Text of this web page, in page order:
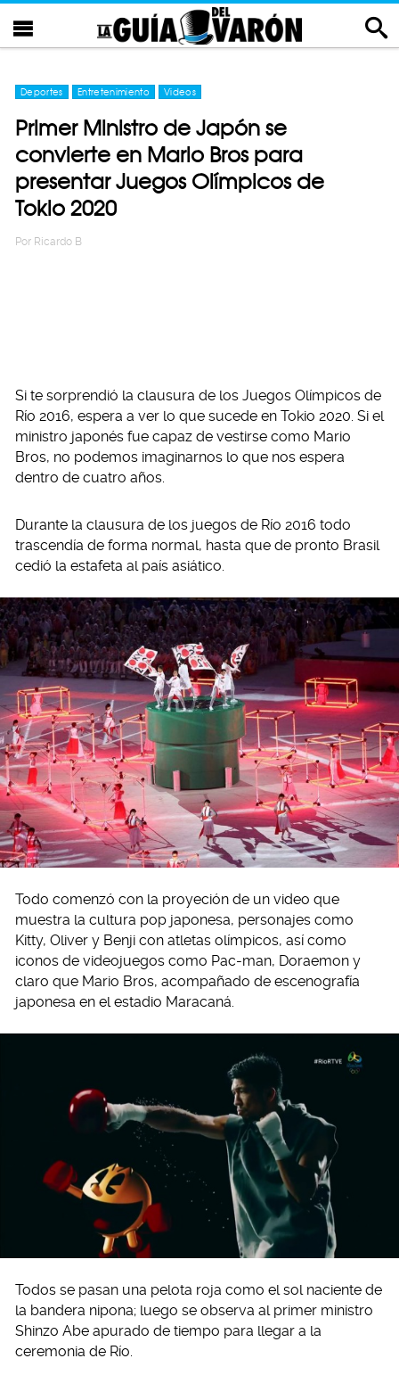
Deportes Entretenimiento Videos
Primer Ministro de Japón se
convierte en Mario Bros para
presentar Juegos Olímpicos de
Tokio 2020
Por Ricardo B
Si te sorprendió la clausura de los Juegos Olímpicos de
Río 2016, espera a ver lo que sucede en Tokio 2020. Si el
ministro japonés fue capaz de vestirse como Mario
Bros, no podemos imaginarnos lo que nos espera
dentro de cuatro años.
Durante la clausura de los juegos de Río 2016 todo
trascendía de forma normal, hasta que de pronto Brasil
cedió la estafeta al país asiático.
Todo comenzó con la proyeción de un video que
muestra la cultura pop japonesa, personajes como
Kitty, Oliver y Benji con atletas olímpicos, así como
iconos de videojuegos como Pac-man, Doraemon y
claro que Mario Bros, acompañado de escenografía
japonesa en el estadio Maracaná.
Todos se pasan una pelota roja como el sol naciente de
la bandera nipona; luego se observa al primer ministro
Shinzo Abe apurado de tiempo para llegar a la
ceremonia de Río.